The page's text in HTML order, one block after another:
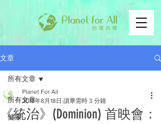
文章
所有文章
健康
所有文章
《統治》(Dominion) 首映會：
Planet For All
2018年8月18日 讀畢需時 3 分鐘